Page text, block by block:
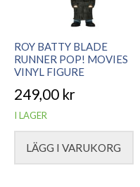
ROY BATTY BLADE
RUNNER POP! MOVIES
VINYL FIGURE
249,00 kr
I LAGER
LÄGG I VARUKORG